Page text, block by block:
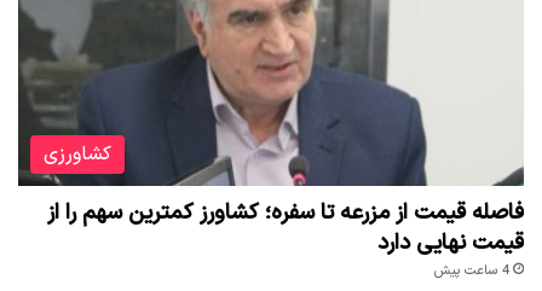
کشاورزی
فاصله قیمت از مزرعه تا سفره؛ کشاورز کمترین سهم را از
قیمت نهایی دارد
4 ساعت پیش